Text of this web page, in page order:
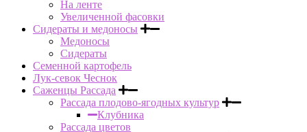
На ленте
Увеличенной фасовки
Сидераты и медоносы
Медоносы
Сидераты
Семенной картофель
Лук-севок Чеснок
Саженцы Рассада
Рассада плодово-ягодных культур
Клубника
Рассада цветов